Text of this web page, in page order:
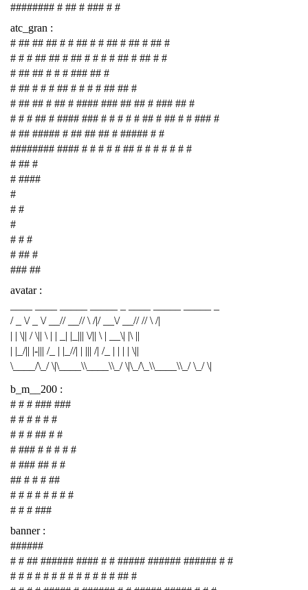
######## # ## # ### # #
atc_gran :
# ## ## ## # # ## # # ## # ## # ## #
# # # ## ## # ## # # # # ## # ## # #
# ## ## # # # ### ## #
# ## # # # ## # # # # ## ## #
# ## ## # ## # #### ### ## ## # ### ## #
# # # ## # #### ### # # # # # ## # ## # # ### #
# ## ##### # ## ## ## # ##### # #
######## #### # # # # # ## # # # # # # #
# ## #
# ####
#
# #
#
# # #
# ## #
### ##
avatar :
/ _ \/ _ \/ __// __// \ /|/ __\/ __// // \ /|
| | \|| / \|| \ | | _| |_||| \/|| \ | __\| |\ ||
| |_/|| |-||| /_ | |_//| | ||| /| /_ | | | | \||
\____/\_/ \|\____\\____\\_/ \|\_/\_\\____\\_/ \_/ \|
b_m__200 :
# # # ### ###
# # # # # #
# # # ## # #
# ### # # # # #
# ### ## # #
## # # # ##
# # # # # # # #
# # # ###
banner :
######
# # ## ###### #### # # ##### ###### ###### # #
# # # # # # # # # # # # # ## #